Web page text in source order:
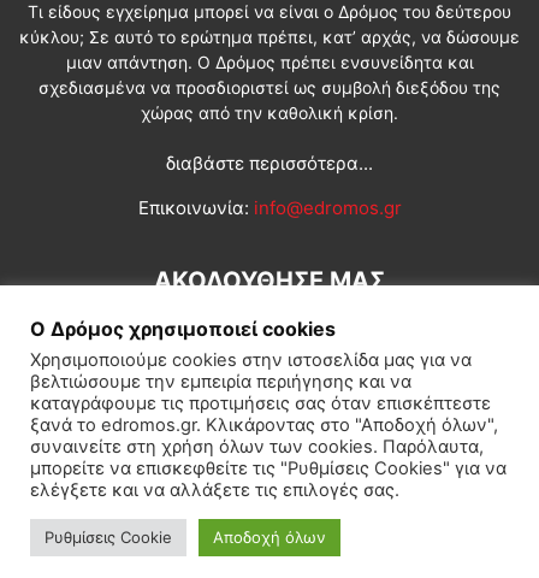
Τι είδους εγχείρημα μπορεί να είναι ο Δρόμος του δεύτερου
κύκλου; Σε αυτό το ερώτημα πρέπει, κατ’ αρχάς, να δώσουμε
μιαν απάντηση. Ο Δρόμος πρέπει ενσυνείδητα και
σχεδιασμένα να προσδιοριστεί ως συμβολή διεξόδου της
χώρας από την καθολική κρίση.
διαβάστε περισσότερα...
Επικοινωνία: info@edromos.gr
ΑΚΟΛΟΥΘΗΣΕ ΜΑΣ
Εγγραφή συνδρομητή Πολιτική Διεθνή Κοινωνία
Πολιτισμός Αφιερώματα
© Δρόμος της Αριστεράς
Ο Δρόμος χρησιμοποιεί cookies
Χρησιμοποιούμε cookies στην ιστοσελίδα μας για να
βελτιώσουμε την εμπειρία περιήγησης και να
καταγράφουμε τις προτιμήσεις σας όταν επισκέπτεστε
ξανά το edromos.gr. Κλικάροντας στο "Αποδοχή όλων",
συναινείτε στη χρήση όλων των cookies. Παρόλαυτα,
μπορείτε να επισκεφθείτε τις "Ρυθμίσεις Cookies" για να
ελέγξετε και να αλλάξετε τις επιλογές σας.
Ρυθμίσεις Cookie Αποδοχή όλων